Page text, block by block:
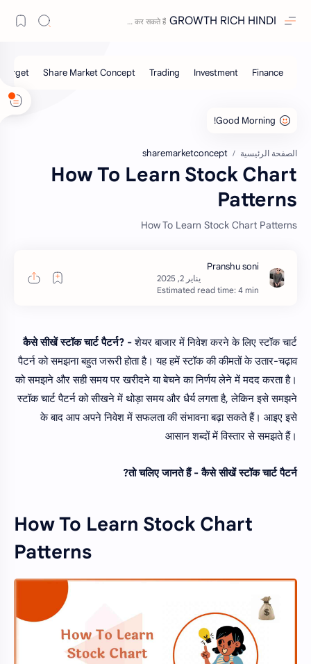
GROWTH RICH HINDI
الصفحة الرئيسية sharemarketconcept
How To Learn Stock Chart
Patterns
How To Learn Stock Chart Patterns
Estimated read time: 4 min
कैसे सीखें स्टॉक चार्ट पैटर्न? -शेयर बाजार में निवेश करने के लिए स्टॉक चार्ट
पैटर्न को समझना बहुत जरूरी होता है। यह हमें स्टॉक की कीमतों के उतार-चढ़ाव
को समझने और सही समय पर खरीदने या बेचने का निर्णय लेने में मदद करता है।
स्टॉक चार्ट पैटर्न को सीखने में थोड़ा समय और धैर्य लगता है, लेकिन इसे समझने
के बाद आप अपने निवेश में सफलता की संभावना बढ़ा सकते हैं। आइए इसे
आसान शब्दों में विस्तार से समझते हैं।
तो चलिए जानते हैं - कैसे सीखें स्टॉक चार्ट पैटर्न?
How To Learn Stock Chart
Patterns